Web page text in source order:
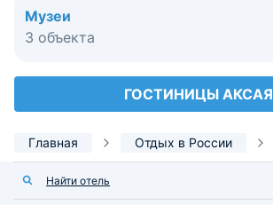
Музеи
3 объекта
ГОСТИНИЦЫ АКСАЯ
Главная Отдых в России
Найти отель